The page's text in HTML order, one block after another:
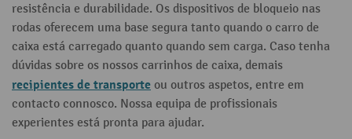
resistência e durabilidade. Os dispositivos de bloqueio nas
rodas oferecem uma base segura tanto quando o carro de
caixa está carregado quanto quando sem carga. Caso tenha
dúvidas sobre os nossos carrinhos de caixa, demais
recipientes de transporte ou outros aspetos, entre em
contacto connosco. Nossa equipa de profissionais
experientes está pronta para ajudar.